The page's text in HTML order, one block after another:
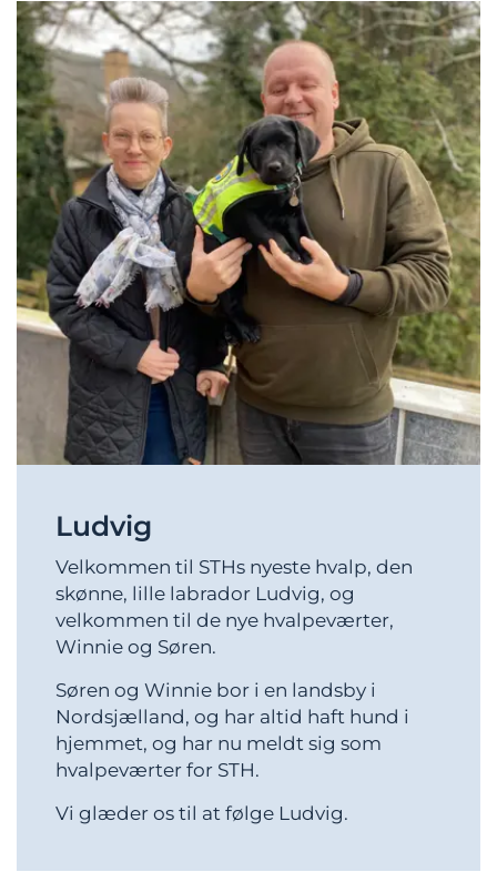
Ludvig
Velkommen til STHs nyeste hvalp, den
skønne, lille labrador Ludvig, og
velkommen til de nye hvalpeværter,
Winnie og Søren.
Søren og Winnie bor i en landsby i
Nordsjælland, og har altid haft hund i
hjemmet, og har nu meldt sig som
hvalpeværter for STH.
Vi glæder os til at følge Ludvig.